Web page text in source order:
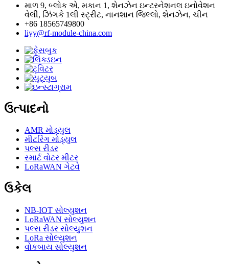
માળ 9, બ્લોક એ, મકાન 1, શેનઝેન ઇન્ટરનેશનલ ઇનોવેશન
વેલી, ઝિંગકે 1લી સ્ટ્રીટ, નાનશાન જિલ્લો, શેનઝેન, ચીન
+86 18565749800
liyy@rf-module-china.com
ઉત્પાદનો
AMR મોડ્યુલ
મીટરિંગ મોડ્યુલ
પલ્સ રીડર
સ્માર્ટ વોટર મીટર
LoRaWAN ગેટવે
ઉકેલ
NB-IOT સોલ્યુશન
LoRaWAN સોલ્યુશન
પલ્સ રીડર સોલ્યુશન
LoRa સોલ્યુશન
વોકબાય સોલ્યુશન